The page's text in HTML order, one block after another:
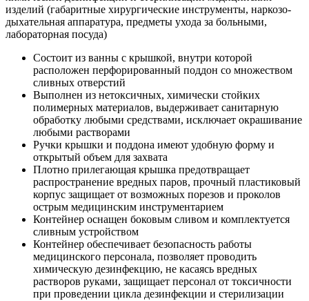
изделий (габаритные хирургические инструменты, наркозо-
дыхательная аппаратура, предметы ухода за больными,
лабораторная посуда)
Состоит из ванны с крышкой, внутри которой
расположен перфорированный поддон со множеством
сливных отверстий
Выполнен из нетоксичных, химически стойких
полимерных материалов, выдерживает санитарную
обработку любыми средствами, исключает окрашивание
любыми растворами
Ручки крышки и поддона имеют удобную форму и
открытый объем для захвата
Плотно прилегающая крышка предотвращает
распространение вредных паров, прочный пластиковый
корпус защищает от возможных порезов и проколов
острым медицинским инструментарием
Контейнер оснащен боковым сливом и комплектуется
сливным устройством
Контейнер обеспечивает безопасность работы
медицинского персонала, позволяет проводить
химическую дезинфекцию, не касаясь вредных
растворов руками, защищает персонал от токсичности
при проведении цикла дезинфекции и стерилизации